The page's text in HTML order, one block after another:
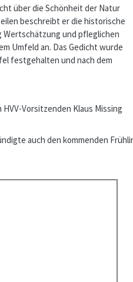
über die Schönheit der Natur
beschreibt er die historische
und pfleglichen
Umfeld an. Das Gedicht wurde
festgehalten und nach dem
HVV-Vorsitzenden Klaus Missing
auch den kommenden